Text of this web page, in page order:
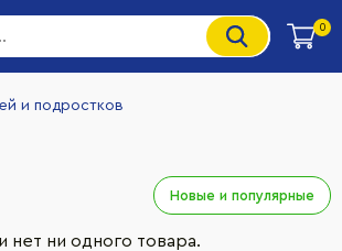
0
и подростков
Новые и популярные
нет ни одного товара.